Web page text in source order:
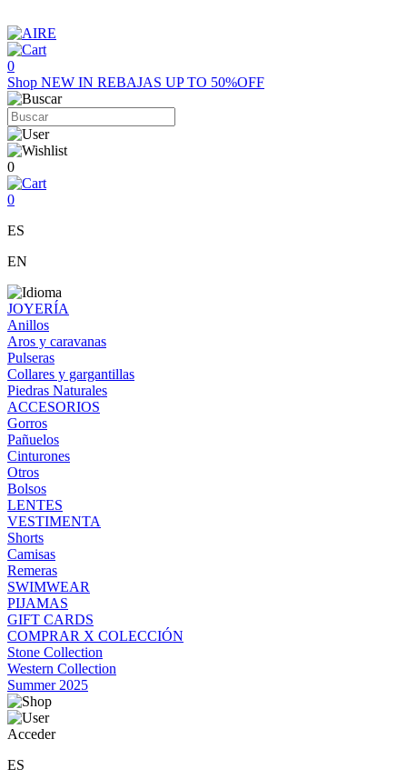
0
Shop NEW IN REBAJAS UP TO 50%OFF
0
0
ES
EN
JOYERÍA
Anillos
Aros y caravanas
Pulseras
Collares y gargantillas
Piedras Naturales
ACCESORIOS
Gorros
Pañuelos
Cinturones
Otros
Bolsos
LENTES
VESTIMENTA
Shorts
Camisas
Remeras
SWIMWEAR
PIJAMAS
GIFT CARDS
COMPRAR X COLECCIÓN
Stone Collection
Western Collection
Summer 2025
Acceder
ES